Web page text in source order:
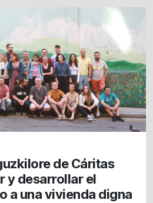
de Cáritas
y desarrollar el
a una vivienda digna